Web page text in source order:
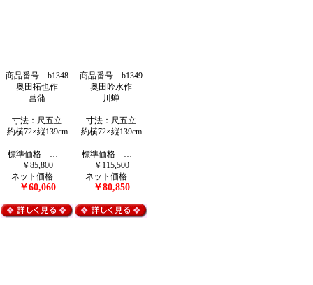
商品番号 b1348
奥田拓也作
菖蒲
寸法：尺五立
約横72×縦139cm
標準価格 …
￥85,800
ネット価格 …
￥60,060
商品番号 b1349
奥田吟水作
川蝉
寸法：尺五立
約横72×縦139cm
標準価格 …
￥115,500
ネット価格 …
￥80,850